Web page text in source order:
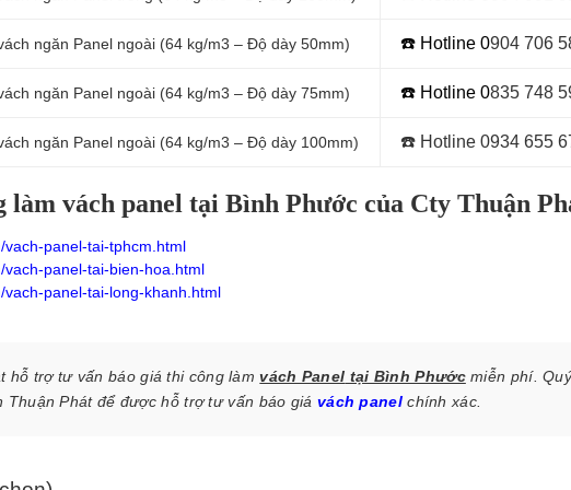
ngăn Panel ngoài (64 kg/m3 – Độ dày 50mm) ☎️ Hotline 0904 706
ngăn Panel ngoài (64 kg/m3 – Độ dày 75mm) ☎️ Hotline 0835 748
ngăn Panel ngoài (64 kg/m3 – Độ dày 100mm) ☎️ Hotline 0934 655
làm vách panel tại Bình Phước của Cty Thuận
panel-tai-tphcm.html
panel-tai-bien-hoa.html
panel-tai-long-khanh.html
hỗ trợ tư vấn báo giá thi cônglàmvách Panel tại Bình Phướcmiễn phí.
Thuận Phátđể được hỗ trợ tư vấn báo giá vách panelchính xác.